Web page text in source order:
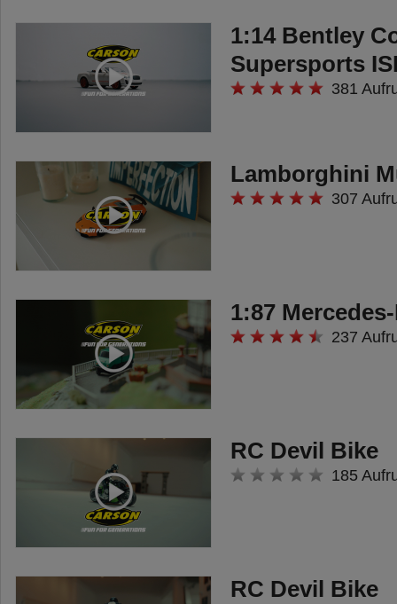
1:14 Bentley
Supersports
381
Lamborghini
307
1:87
237
RC Devil Bike
185
RC Devil Bike